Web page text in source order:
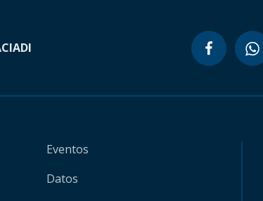
CIADI
Eventos
Datos